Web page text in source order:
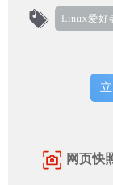
Linux爱好
网页快